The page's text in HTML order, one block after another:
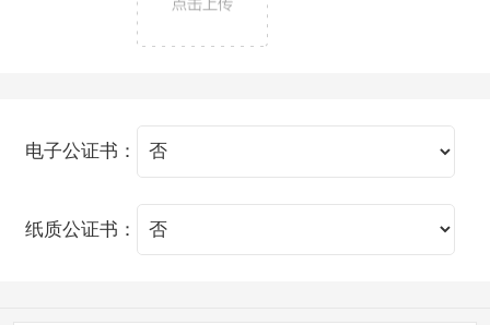
电子公证书：
纸质公证书：